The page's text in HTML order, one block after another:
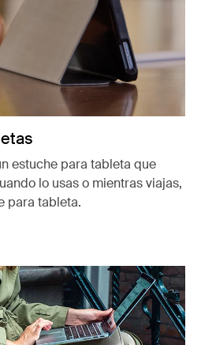
estuche para tableta que
lo usas o mientras viajas,
para tableta.
nueva pestaña